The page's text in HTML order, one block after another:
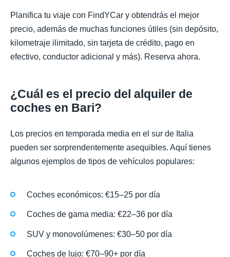
Planifica tu viaje con FindYCar y obtendrás el mejor
precio, además de muchas funciones útiles (sin depósito,
kilometraje ilimitado, sin tarjeta de crédito, pago en
efectivo, conductor adicional y más). Reserva ahora.
¿Cuál es el precio del alquiler de
coches en Bari?
Los precios en temporada media en el sur de Italia
pueden ser sorprendentemente asequibles. Aquí tienes
algunos ejemplos de tipos de vehículos populares:
Coches económicos: €15–25 por día
Coches de gama media: €22–36 por día
SUV y monovolúmenes: €30–50 por día
Coches de lujo: €70–90+ por día